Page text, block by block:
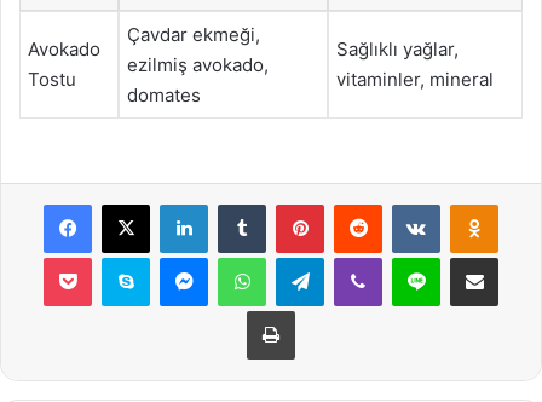
Avokado
Tostu
Çavdar ekmeği,
ezilmiş avokado,
domates
Sağlıklı yağlar,
vitaminler, mineral
Facebook
X LinkedInTumblr PinterestReddit VKontakte
Pocket Skype MessengerWhatsAppTelegramViber Line E-Posta ile
Yazdır